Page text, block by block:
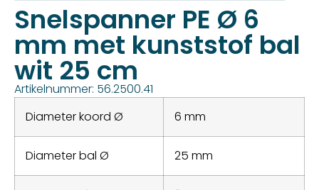
Snelspanner PE Ø 6
mm met kunststof bal
wit 25 cm
Artikelnummer: 56.2500.41
Diameter koord Ø
6 mm
Diameter bal Ø 25 mm